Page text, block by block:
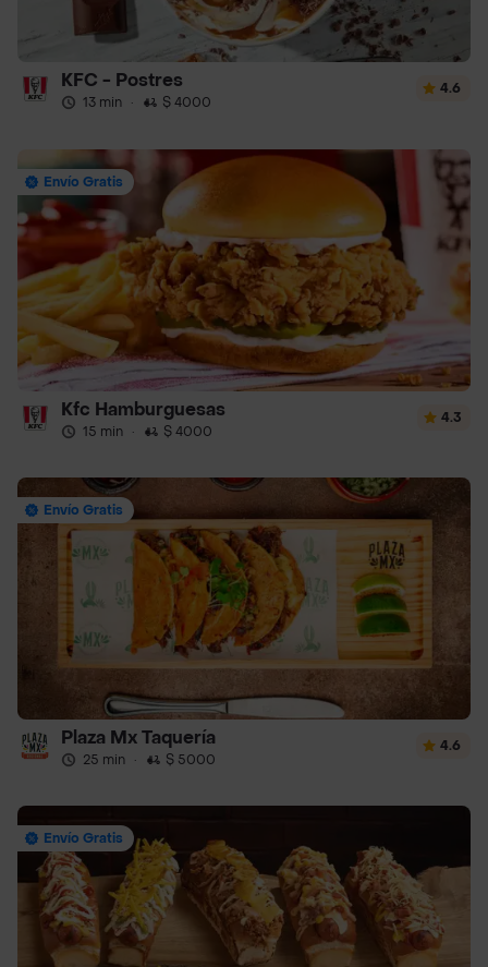
KFC - Postres
13 min · $ 4000
4.6
Envío Gratis
Kfc Hamburguesas
15 min · $ 4000
4.3
Envío Gratis
Plaza Mx Taquería
25 min · $ 5000
4.6
Envío Gratis